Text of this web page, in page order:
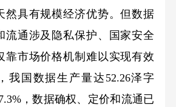
然具有规模经济优势。但数据
流通涉及隐私保护、国家安全
靠市场价格机制难以实现有效
我国数据生产量达52.26泽字
，数据确权、定价和流通已